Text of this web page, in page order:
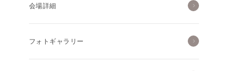
会場詳細
フォトギャラリー